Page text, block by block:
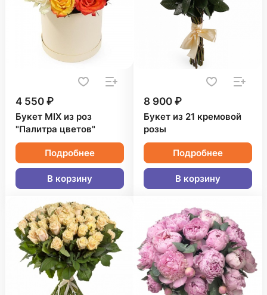
4 550 ₽
Букет MIX из роз
"Палитра цветов"
Подробнее
В корзину
8 900 ₽
Букет из 21 кремовой
розы
Подробнее
В корзину